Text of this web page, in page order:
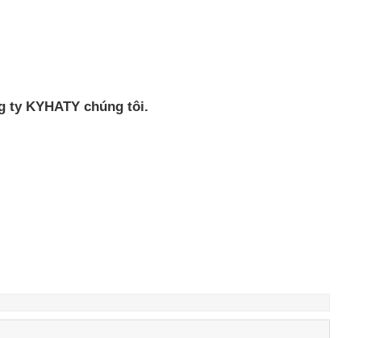
ty KYHATY chúng tôi.